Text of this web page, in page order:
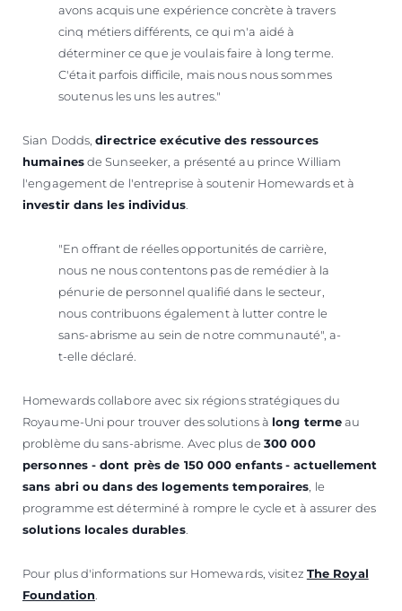
avons acquis une expérience concrète à travers
cinq métiers différents, ce qui m'a aidé à
déterminer ce que je voulais faire à long terme.
C'était parfois difficile, mais nous nous sommes
soutenus les uns les autres."
Sian Dodds,directrice exécutive des ressources
humainesde Sunseeker, a présenté au prince William
l'engagement de l'entreprise à soutenir Homewards et à
investir dans les individus.
"En offrant de réelles opportunités de carrière,
nous ne nous contentons pas de remédier à la
pénurie de personnel qualifié dans le secteur,
nous contribuons également à lutter contre le
sans-abrisme au sein de notre communauté", a-
t-elle déclaré.
Homewards collabore avec six régions stratégiques du
Royaume-Uni pour trouver des solutions à long termeau
problème du sans-abrisme. Avec plus de 300 000
personnes - dont près de 150 000 enfants- actuellement
sans abri ou dans des logements temporaires , le
programme est déterminé à rompre le cycle et à assurer des
solutions locales durables.
Pour plus d'informations sur Homewards, visitez The Royal
Foundation